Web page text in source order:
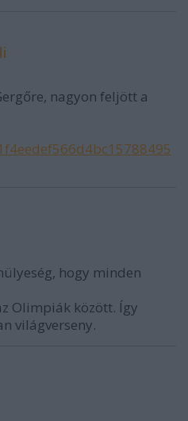
nagyon feljött a
hogy minden
Olimpiák között. Így
világverseny.